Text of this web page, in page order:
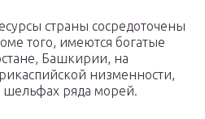
страны сосредоточены
того, имеются богатые
Башкирии, на
низменности,
шельфах ряда морей.